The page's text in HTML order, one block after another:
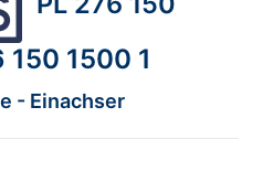
150 1500 1
- Einachser